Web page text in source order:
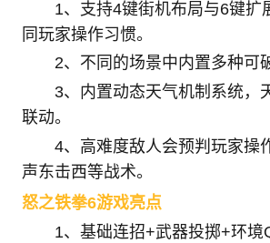
1、支持4键街机布局与6键扩
同玩家操作习惯。
2、不同的场景中内置多种可
3、内置动态天气机制系统，
联动。
4、高难度敌人会预判玩家操
声东击西等战术。
怒之铁拳6游戏亮点
1、基础连招+武器投掷+环境